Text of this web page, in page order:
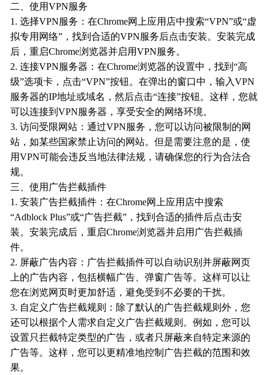
二、使用VPN服务
1. 选择VPN服务：在Chrome网上应用店中搜索“VPN”或“虚
拟专用网络”，找到合适的VPN服务后点击安装。安装完成
后，重启Chrome浏览器并启用VPN服务。
2. 连接VPN服务器：在Chrome浏览器的设置中，找到“高
级”选项卡，点击“VPN”按钮。在弹出的窗口中，输入VPN
服务器的IP地址或域名，然后点击“连接”按钮。这样，您就
可以连接到VPN服务器，享受安全的网络环境。
3. 访问受限网站：通过VPN服务，您可以访问被限制的网
站，如某些国家禁止访问的网站。但是需要注意的是，使
用VPN可能会违反当地法律法规，请确保您的行为合法合
规。
三、使用广告拦截插件
1. 安装广告拦截插件：在Chrome网上应用店中搜索
“Adblock Plus”或“广告拦截”，找到合适的插件后点击安
装。安装完成后，重启Chrome浏览器并启用广告拦截插
件。
2. 屏蔽广告内容：广告拦截插件可以自动识别并屏蔽网页
上的广告内容，包括横幅广告、弹窗广告等。这样可以让
您在浏览网页时更加舒适，避免受到不必要的干扰。
3. 自定义广告拦截规则：除了默认的广告拦截规则外，您
还可以根据个人需求自定义广告拦截规则。例如，您可以
设置只拦截特定类型的广告，或者只屏蔽来自特定来源的
广告等。这样，您可以更精准地控制广告拦截的范围和效
果。